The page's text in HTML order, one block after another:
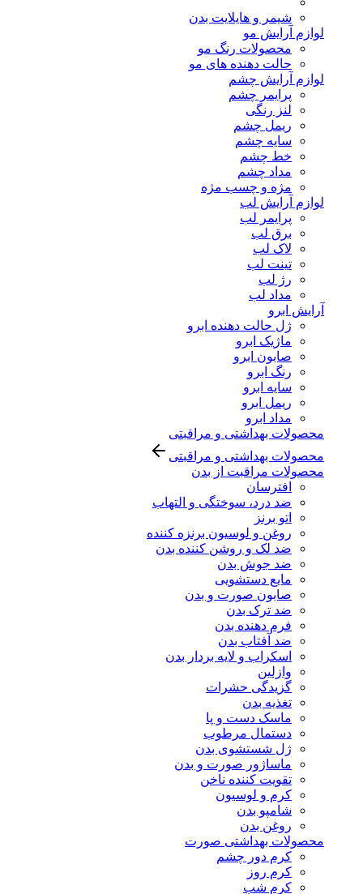
شیمر و هایلایت بدن
لوازم آرایش مو
محصولات رنگ مو
حالت دهنده های مو
لوازم آرایش چشم
پرایمر چشم
لنز رنگی
ریمل چشم
سایه چشم
خط چشم
مداد چشم
مژه و چسب مژه
لوازم آرایش لب
پرایمر لب
برق لب
لاک لب
تینت لب
رژ لب
مداد لب
آرایش ابرو
ژل حالت دهنده ابرو
ماژیک ابرو
صابون ابرو
رنگ ابرو
سایه ابرو
ریمل ابرو
مداد ابرو
محصولات بهداشتی و مراقبتی
محصولات بهداشتی و مراقبتی
محصولات مراقبت از بدن
افترسان
ضد درد، سوختگی و التهاب
اتو برنز
روغن و لوسیون برنزه کننده
ضد لک و روشن کننده بدن
ضد جوش بدن
مایع دستشویی
صابون صورت و بدن
ضد ترک بدن
فرم دهنده بدن
ضد آفتاب بدن
اسکراب و لایه بردار بدن
وازلین
گزیدگی حشرات
تغذیه بدن
ماسک دست و پا
دستمال مرطوب
ژل شستشوی بدن
ماساژور صورت و بدن
تقویت کننده ناخن
کرم و لوسیون
شامپو بدن
روغن بدن
محصولات بهداشتی صورت
کرم دور چشم
کرم روز
کرم شب